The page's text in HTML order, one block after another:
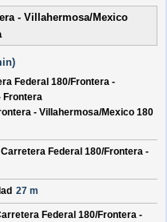
- Villahermosa/Mexico
Federal 180/Frontera -
Frontera
- Villahermosa/Mexico 180
Carretera Federal 180/Frontera -
27 m
Federal 180/Frontera -